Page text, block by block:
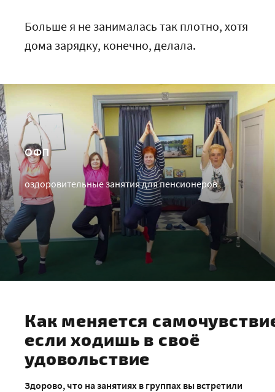
Больше я не занималась так плотно, хотя
дома зарядку, конечно, делала.
ОФП
оздоровительные занятия для пенсионеров
Как меняется
если ходишь в своё
удовольствие
Здорово, что на занятиях в группах вы встретили